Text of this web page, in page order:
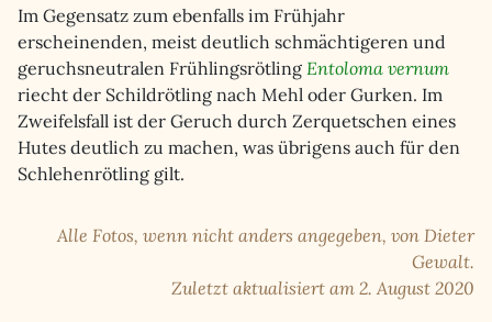
Im Gegensatz zum ebenfalls im Frühjahr
erscheinenden, meist deutlich schmächtigeren und
geruchsneutralen Frühlingsrötling Entoloma vernum
riecht der Schildrötling nach Mehl oder Gurken. Im
Zweifelsfall ist der Geruch durch Zerquetschen eines
Hutes deutlich zu machen, was übrigens auch für den
Schlehenrötling gilt.
Alle Fotos, wenn nicht anders angegeben, von Dieter
Gewalt.
Zuletzt aktualisiert am 2. August 2020